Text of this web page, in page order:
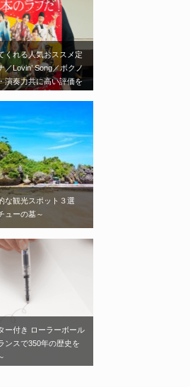
くれる人気おススメ定
Lovin’ Song／ボクノ
奏力共に高い評価を
な観光スポット３選
ューの墓～
ー付き ローラーボール
スで350年の歴史を